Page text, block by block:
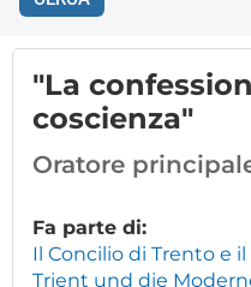
"La
coscienza"
Oratore
Fa parte di:
Il Concilio di Trento e
Trient und die